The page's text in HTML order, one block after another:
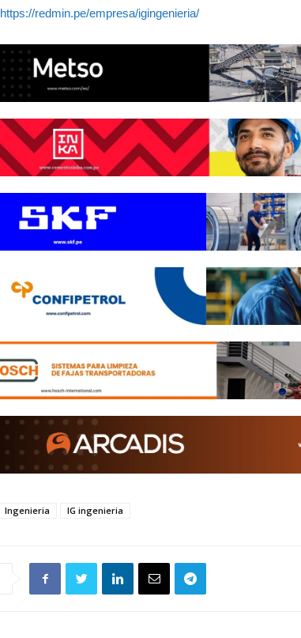
https://redmin.pe/empresa/igingenieria/
Ingenieria IG ingenieria